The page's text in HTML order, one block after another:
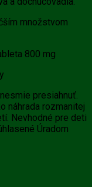
množstvom
800 mg
presiahnuť.
náhrada rozmanitej
Nevhodné pre deti
Úradom